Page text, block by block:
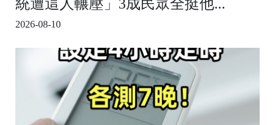
統遭這人輾壓」3成民眾全挺他...
2026-08-10